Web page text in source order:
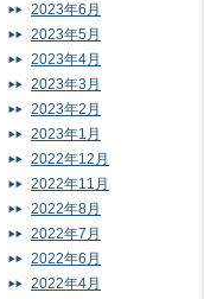
2023年6月
2023年5月
2023年4月
2023年3月
2023年2月
2023年1月
2022年12月
2022年11月
2022年8月
2022年7月
2022年6月
2022年4月